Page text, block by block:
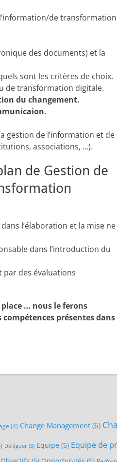
de transformation
des documents) et la
sont les critères de choix.
de transformation digitale.
du changement.
gestion de l’information et de
associations, …).
de Gestion de
l’élaboration et la mise ne
dans l’introduction du
par des évaluations
… nous le ferons
présentes dans
(4) Change Management (6)
Déléguer (3) Equipe (5) Equipe de